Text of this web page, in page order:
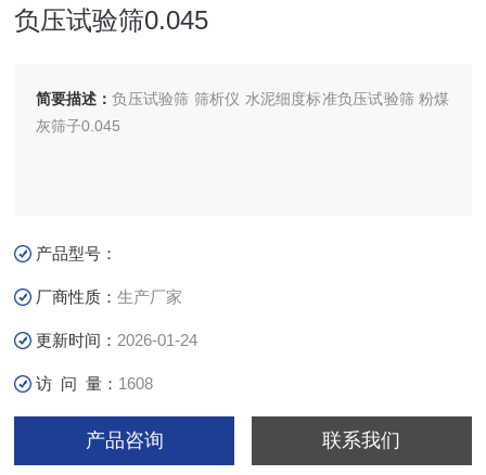
负压试验筛0.045
简要描述：负压试验筛 筛析仪 水泥细度标准负压试验筛 粉煤
灰筛子0.045
产品型号：
厂商性质：生产厂家
更新时间： 2026-01-24
访 问 量： 1608
产品咨询 联系我们